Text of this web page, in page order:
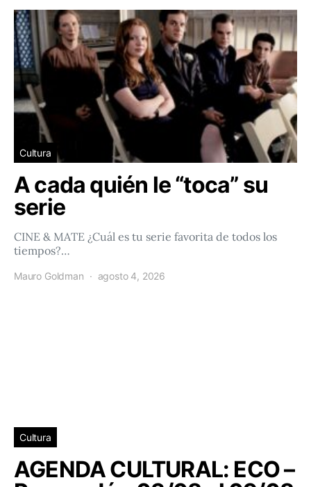
Cultura
A cada quién le “toca” su
serie
CINE & MATE ¿Cuál es tu serie favorita de todos los
tiempos?…
Mauro Goldman agosto 4, 2026
Cultura
AGENDA CULTURAL: ECO –